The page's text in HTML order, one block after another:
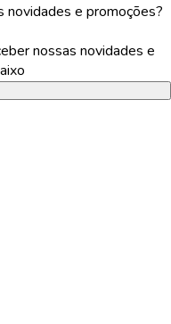
novidades e promoções?
nossas novidades e